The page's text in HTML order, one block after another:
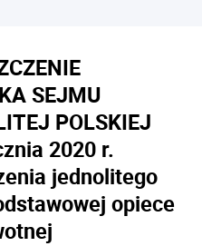
SEJMU
POLSKIEJ
2020 r.
jednolitego
opiece